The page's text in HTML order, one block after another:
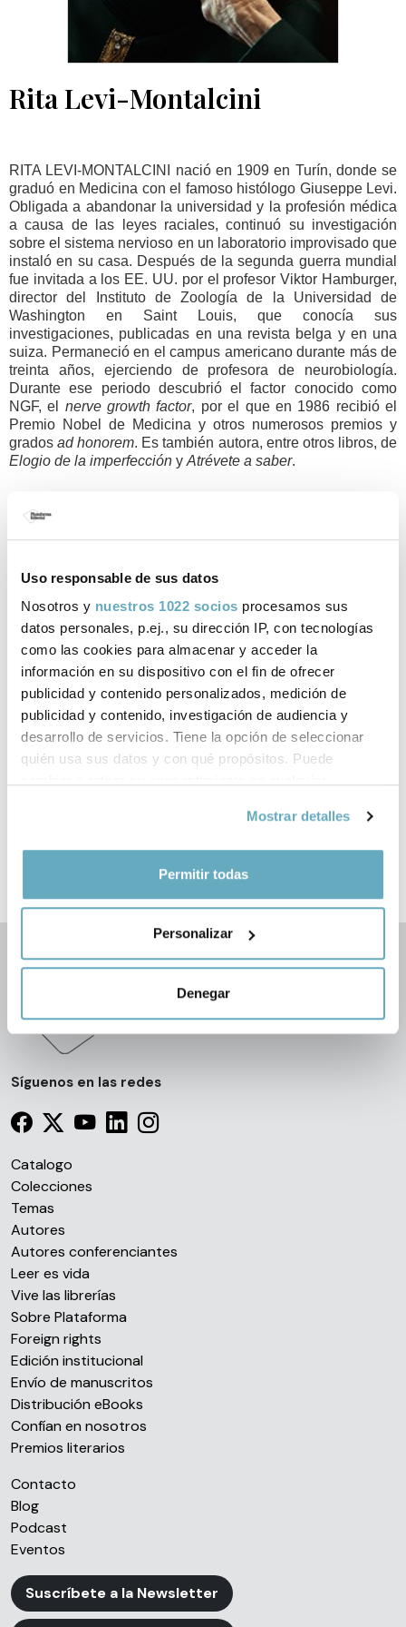
Uso responsable de sus datos
Nosotros y nuestros 1022 socios procesamos sus
datos personales, p.ej., su dirección IP, con tecnologías
como las cookies para almacenar y acceder la
información en su dispositivo con el fin de ofrecer
publicidad y contenido personalizados, medición de
publicidad y contenido, investigación de audiencia y
desarrollo de servicios. Tiene la opción de seleccionar
quién usa sus datos y con qué propósitos. Puede
Si lo permite, también quisiéramos:
geográfica que puede tener una precisión de varios
Identificar su dispositivo analizándolo activamente
datos personales y establezca sus preferencias en la
consentimiento en cualquier momento en la Declaración
de cookies.
Las cookies de este sitio web se usan para personalizar
el contenido y los anuncios, ofrecer funciones de redes
información sobre el uso que haga del sitio web con
nuestros partners de redes sociales, publicidad y análisis
web, quienes pueden combinarla con otra información
que les haya proporcionado o que hayan recopilado a
partir del uso que haya hecho de sus servicios.
Mostrar detalles
Permitir todas
Personalizar
Denegar
Rita Levi-Montalcini
RITA LEVI-MONTALCINI nació en 1909 en Turín, donde se
graduó en Medicina con el famoso histólogo Giuseppe Levi.
Obligada a abandonar la universidad y la profesión médica
a causa de las leyes raciales, continuó su investigación
sobre el sistema nervioso en un laboratorio improvisado que
instaló en su casa. Después de la segunda guerra mundial
fue invitada a los EE. UU. por el profesor Viktor Hamburger,
director del Instituto de Zoología de la Universidad de
Washington en Saint Louis, que conocía sus
investigaciones, publicadas en una revista belga y en una
suiza. Permaneció en el campus americano durante más de
treinta años, ejerciendo de profesora de neurobiología.
Durante ese periodo descubrió el factor conocido como
NGF, el nerve growth factor, por el que en 1986 recibió el
Premio Nobel de Medicina y otros numerosos premios y
gradosad honorem. Es también autora, entre otros libros, de
Elogio de la imperfección y Atrévete a saber.
Libros de Rita Levi-Montalcini
publicados por Plataforma Editorial
‹ ›
Síguenos en las redes
Catalogo
Colecciones
Temas
Autores
Autores conferenciantes
Leer es vida
Vive las librerías
Sobre Plataforma
Foreign rights
Edición institucional
Envío de manuscritos
Distribución eBooks
Confían en nosotros
Premios literarios
Contacto
Blog
Podcast
Eventos
Suscríbete a la Newsletter